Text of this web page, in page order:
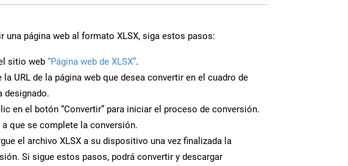
una página web al formato XLSX, siga estos pasos:
sitio web “Página web de XLSX”.
la URL de la página web que desea convertir en el cuadro de
designado.
en el botón “Convertir” para iniciar el proceso de conversión.
a que se complete la conversión.
el archivo XLSX a su dispositivo una vez finalizada la
Si sigue estos pasos, podrá convertir y descargar